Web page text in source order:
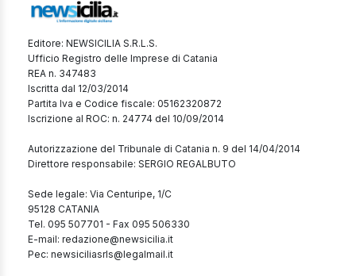
Editore: NEWSICILIA S.R.L.S.
Ufficio Registro delle Imprese di Catania
REA n. 347483
Iscritta dal 12/03/2014
Partita Iva e Codice fiscale: 05162320872
Iscrizione al ROC: n. 24774 del 10/09/2014
Autorizzazione del Tribunale di Catania n. 9 del 14/04/2014
Direttore responsabile: SERGIO REGALBUTO
Sede legale: Via Centuripe, 1/C
95128 CATANIA
Tel. 095 507701 - Fax 095 506330
E-mail: redazione@newsicilia.it
Pec: newsiciliasrls@legalmail.it